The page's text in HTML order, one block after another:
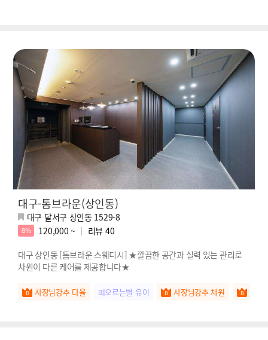
대구-톰브라운(상인동)
대구 달서구 상인동 1529-8
8% 120,000 ~ 리뷰 40
대구 상인동 [톰브라운 스웨디시] ★깔끔한 공간과 실력 있는 관리로
차원이 다른 케어를 제공합니다★
사장님강추 다율 떠오르는별 유이 사장님강추 채원 사장